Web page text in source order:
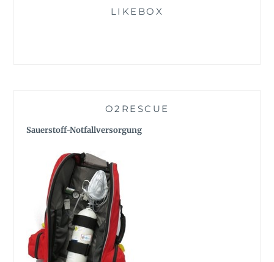
LIKEBOX
O2RESCUE
Sauerstoff-Notfallversorgung